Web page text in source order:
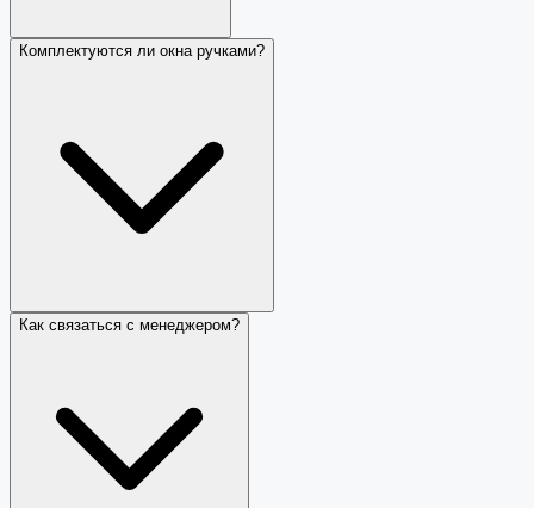
Комплектуются ли окна ручками?
Как связаться с менеджером?